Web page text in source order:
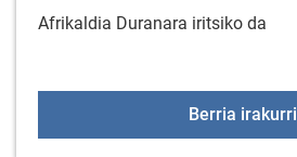
Afrikaldia Duranara iritsiko da
Berria irakurri